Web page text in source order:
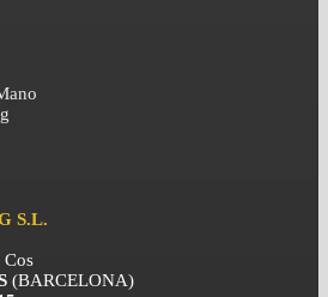
S.L.
Cos
(BARCELONA)